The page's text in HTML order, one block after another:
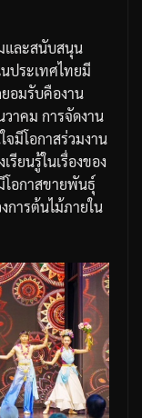
และสนับสนุน
ประเทศไทยมี
อมรับคืองาน
าคม การจัดงาน
มีโอกาสร่วมงาน
ยนรู้ในเรื่องของ
โอกาสขายพันธุ์
การต้นไม้ภายใน